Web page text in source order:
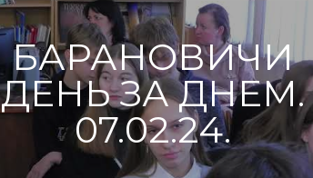
БАРАНОВИЧИ
ДЕНЬ ЗА ДНЕМ.
07.02.24.